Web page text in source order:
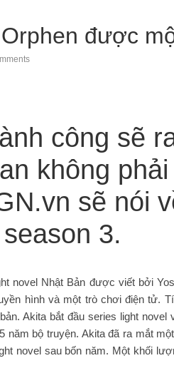
được
công sẽ
không
sẽ nói
3.
novel Nhật Bản được viết bởi
hình và một trò chơi điện tử.
Akita bắt đầu series light novel
năm bộ truyện. Akita đã ra mắt
novel sau bốn năm. Một khối